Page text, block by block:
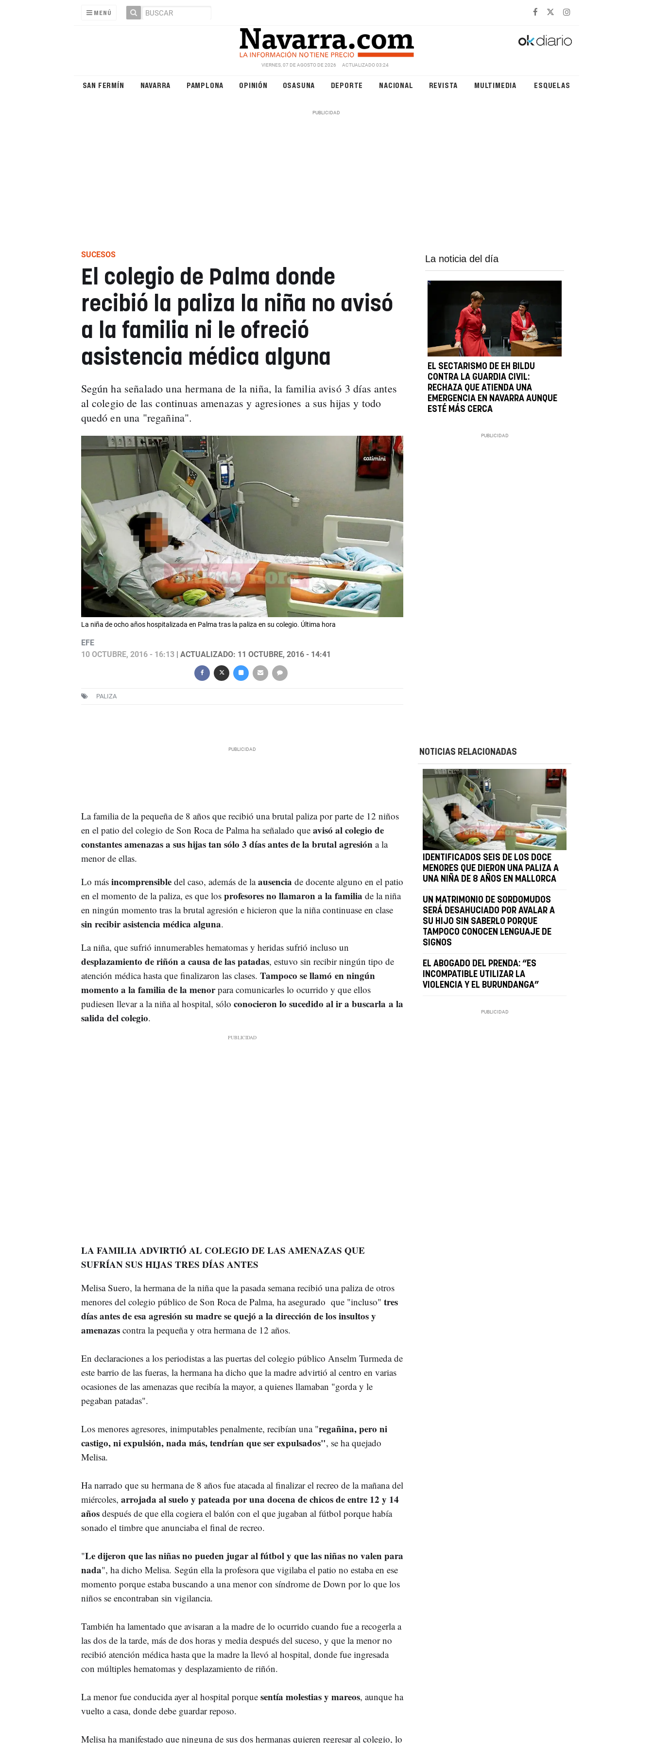
MENÚ
VIERNES, 07 DE AGOSTO DE 2026 ACTUALIZADO 03:24
SAN FERMÍN NAVARRA PAMPLONA OPINIÓN OSASUNA DEPORTE NACIONAL REVISTA MULTIMEDIA ESQUELAS
SUCESOS
El colegio de Palma donde
recibió la paliza la niña no avisó
a la familia ni le ofreció
asistencia médica alguna
Según ha señalado una hermana de la niña, la familia avisó 3 días antes
al colegio de las continuas amenazas y agresiones a sus hijas y todo
quedó en una "regañina".
La niña de ocho años hospitalizada en Palma tras la paliza en su colegio. Última hora
EFE
10 OCTUBRE, 2016 - 16:13| ACTUALIZADO: 11 OCTUBRE, 2016 - 14:41
PALIZA
La noticia del día
EL SECTARISMO DE EH BILDU
CONTRA LA GUARDIA CIVIL:
RECHAZA QUE ATIENDA UNA
EMERGENCIA EN NAVARRA AUNQUE
ESTÉ MÁS CERCA
La familia de la pequeña de 8 años que recibió una brutal paliza por parte de 12 niños
en el patio del colegio de Son Roca de Palma ha señalado que avisó al colegio de
constantes amenazas a sus hijas tan sólo 3 días antes de la brutal agresión a la
menor de ellas.
Lo más incomprensible del caso, además de laausencia de docente alguno en el patio
en el momento de la paliza, es que los profesores no llamaron a la familia de la niña
en ningún momento tras la brutal agresión e hicieron que la niña continuase en clase
sin recibir asistencia médica alguna.
La niña, que sufrió innumerables hematomas y heridas sufrió incluso un
desplazamiento de riñón a causa de las patadas, estuvo sin recibir ningún tipo de
atención médica hasta que finalizaron las clases. Tampoco se llamó en ningún
momento a la familia de la menorpara comunicarles lo ocurrido y que ellos
pudiesen llevar a la niña al hospital, sólo conocieron lo sucedido al ir a buscarla a la
salida del colegio.
LA FAMILIA ADVIRTIÓ AL COLEGIO DE LAS AMENAZAS QUE
SUFRÍAN SUS HIJAS TRES DÍAS ANTES
Melisa Suero, la hermana de la niña que la pasada semana recibió una paliza de otros
menores del colegio público de Son Roca de Palma, ha asegurado que "incluso" tres
días antes de esa agresión su madre se quejó a la dirección de los insultos y
amenazas contra la pequeña y otra hermana de 12 años.
En declaraciones a los periodistas a las puertas del colegio público Anselm Turmeda de
este barrio de las fueras, la hermana ha dicho que la madre advirtió al centro en varias
ocasiones de las amenazas que recibía la mayor, a quienes llamaban "gorda y le
pegaban patadas".
Los menores agresores, inimputables penalmente, recibían una "regañina, pero ni
castigo, ni expulsión, nada más, tendrían que ser expulsados", se ha quejado
Melisa.
Ha narrado que su hermana de 8 años fue atacada al finalizar el recreo de la mañana del
miércoles, arrojada al suelo y pateada por una docena de chicos de entre 12 y 14
añosdespués de que ella cogiera el balón con el que jugaban al fútbol porque había
sonado el timbre que anunciaba el final de recreo.
"Le dijeron que las niñas no pueden jugar al fútbol y que las niñas no valen para
nada", ha dicho Melisa. Según ella la profesora que vigilaba el patio no estaba en ese
momento porque estaba buscando a una menor con síndrome de Down por lo que los
niños se encontraban sin vigilancia.
También ha lamentado que avisaran a la madre de lo ocurrido cuando fue a recogerla a
las dos de la tarde, más de dos horas y media después del suceso, y que la menor no
recibió atención médica hasta que la madre la llevó al hospital, donde fue ingresada
con múltiples hematomas y desplazamiento de riñón.
La menor fue conducida ayer al hospital porque sentía molestias y mareos, aunque ha
vuelto a casa, donde debe guardar reposo.
Melisa ha manifestado que ninguna de sus dos hermanas quieren regresar al colegio, lo
NOTICIAS RELACIONADAS
IDENTIFICADOS SEIS DE LOS DOCE
MENORES QUE DIERON UNA PALIZA A
UNA NIÑA DE 8 AÑOS EN MALLORCA
UN MATRIMONIO DE SORDOMUDOS
SERÁ DESAHUCIADO POR AVALAR A
SU HIJO SIN SABERLO PORQUE
TAMPOCO CONOCEN LENGUAJE DE
SIGNOS
EL ABOGADO DEL PRENDA: “ES
INCOMPATIBLE UTILIZAR LA
VIOLENCIA Y EL BURUNDANGA”